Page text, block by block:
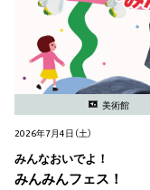
美術館
2026年7月4日（土）
みんなおいでよ！
みんみんフェス！